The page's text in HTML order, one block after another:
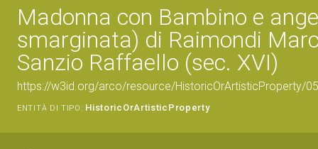
Madonna con Bambino e
smarginata) di Raimondi
Sanzio Raffaello (sec. XVI)
https://w3id.org/arco/resource/HistoricOrArtisticProperty/
ENTITÀ DI TIPO: HistoricOrArtisticProperty